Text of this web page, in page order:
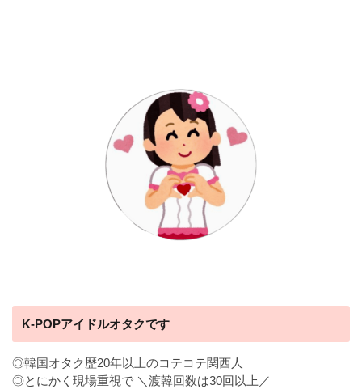
K-POPアイドルオタクです
◎韓国オタク歴20年以上のコテコテ関西人
◎とにかく現場重視で ＼渡韓回数は30回以上／